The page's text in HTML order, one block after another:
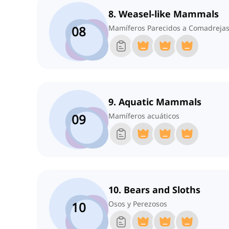
08
8. Weasel-like Mammals
Mamíferos Parecidos a Comadrejas
09
9. Aquatic Mammals
Mamíferos acuáticos
10
10. Bears and Sloths
Osos y Perezosos